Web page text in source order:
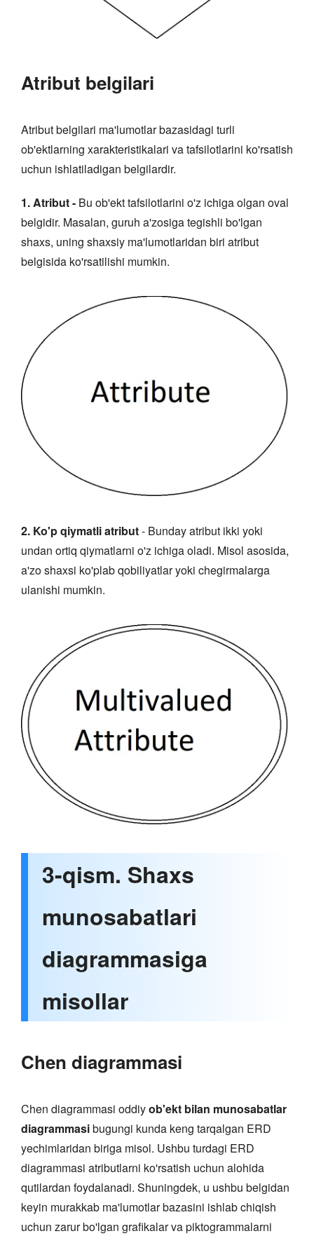
Atribut belgilari
Atribut belgilari ma'lumotlar bazasidagi turli
ob'ektlarning xarakteristikalari va tafsilotlarini ko'rsatish
uchun ishlatiladigan belgilardir.
1. Atribut - Bu ob'ekt tafsilotlarini o'z ichiga olgan oval
belgidir. Masalan, guruh a'zosiga tegishli bo'lgan
shaxs, uning shaxsiy ma'lumotlaridan biri atribut
belgisida ko'rsatilishi mumkin.
2. Ko'p qiymatli atribut- Bunday atribut ikki yoki
undan ortiq qiymatlarni o'z ichiga oladi. Misol asosida,
a'zo shaxsi ko'plab qobiliyatlar yoki chegirmalarga
ulanishi mumkin.
3-qism. Shaxs
munosabatlari
diagrammasiga
misollar
Chen diagrammasi
Chen diagrammasi oddiyob'ekt bilan munosabatlar
diagrammasibugungi kunda keng tarqalgan ERD
yechimlaridan biriga misol. Ushbu turdagi ERD
diagrammasi atributlarni ko'rsatish uchun alohida
qutilardan foydalanadi. Shuningdek, u ushbu belgidan
keyin murakkab ma'lumotlar bazasini ishlab chiqish
uchun zarur bo'lgan grafikalar va piktogrammalarni